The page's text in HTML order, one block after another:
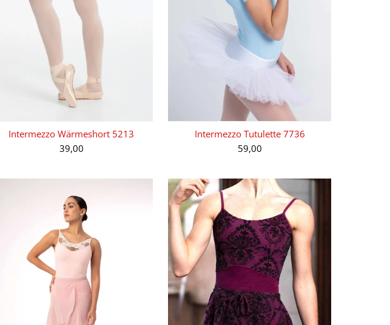
Intermezzo Wärmeshort 5213
39,00
Intermezzo Tutulette 7736
59,00